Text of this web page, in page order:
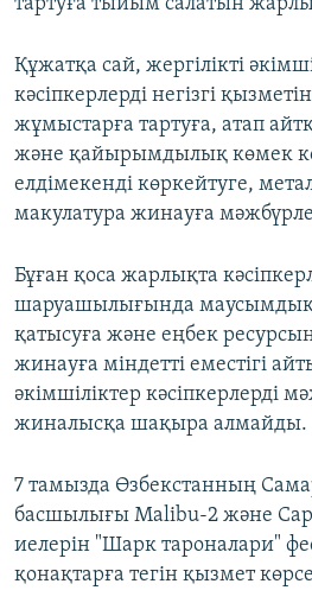
тартуға тыйым салатын
Құжатқа сай, жергілікті
кәсіпкерлерді негізгі
жұмыстарға тартуға, атап
және қайырымдылық көмек
елдімекенді көркейтуге,
макулатура жинауға
Бұған қоса жарлықта
шаруашылығында
қатысуға және еңбек
жинауға міндетті еместігі
әкімшіліктер кәсіпкерлерді
жиналысқа шақыра алмайды.
7 тамызда Өзбекстанның
басшылығы Malibu-2 және
иелерін "Шарк тароналари"
қонақтарға тегін қызмет